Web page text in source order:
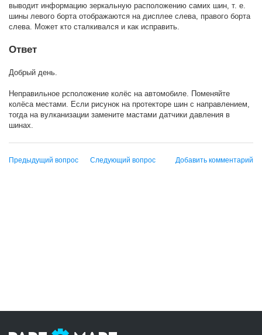
выводит информацию зеркальную расположению самих шин, т. е.
шины левого борта отображаются на дисплее слева, правого борта
слева. Может кто сталкивался и как исправить.
Ответ
Добрый день.
Неправильное рсположение колёс на автомобиле. Поменяйте
колёса местами. Если рисунок на протекторе шин с направлением,
тогда на вулканизации замените мастами датчики давления в
шинах.
Предыдущий вопрос Следующий вопрос Добавить комментарий